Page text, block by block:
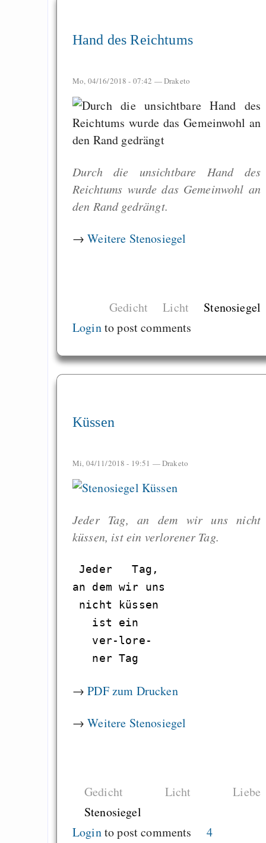
Hand des Reichtums
Mo, 04/16/2018 - 07:42 —Draketo
Durch die unsichtbare Hand des
Reichtums wurde das Gemeinwohl an
den Rand gedrängt.
→Weitere Stenosiegel
Gedicht Licht
Stenosiegel
Loginto post comments
Küssen
Mi, 04/11/2018 - 19:51 —Draketo
Jeder Tag, an dem wir uns nicht
küssen, ist ein verlorener Tag.
Jeder   Tag,
an dem wir uns
nicht küssen
   ist ein
   ver-lore-
→PDF zum Drucken
→Weitere Stenosiegel
Gedicht Licht
Liebe
Stenosiegel
Loginto post comments
4